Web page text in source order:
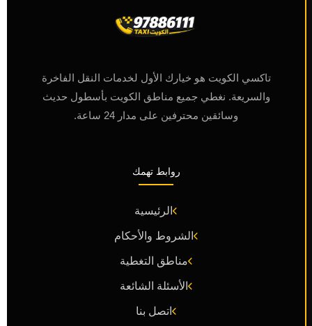
تاكسي الكويت هو خيارك الأول لخدمات النقل الفاخرة
والسريعة. نغطي جميع مناطق الكويت بأسطول حديث
وسائقين محترفين على مدار 24 ساعة.
روابط تهمك
الرئيسية
الشروط والأحكام
مناطق التغطية
الأسئلة الشائعة
اتصل بنا